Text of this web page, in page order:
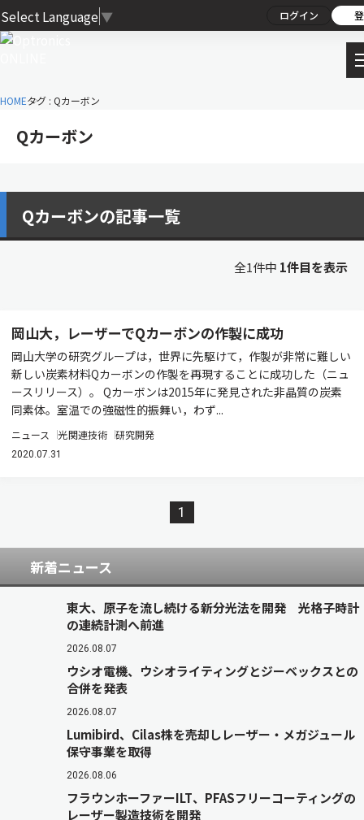
Select Language ▼ ログイン
HOMEタグ : Qカーボン
Qカーボン
Qカーボンの記事一覧
全1件中 1件目を表示
岡山大，レーザーでQカーボンの作製に成功
岡山大学の研究グループは，世界に先駆けて，作製が非常に難しい
新しい炭素材料Qカーボンの作製を再現することに成功した（ニュ
ースリリース）。 Qカーボンは2015年に発見された非晶質の炭素
同素体。室温での強磁性的振舞い，わず...
ニュース 光関連技術 研究開発
2020.07.31
1
新着ニュース
東大、原子を流し続ける新分光法を開発 光格子時計
の連続計測へ前進
2026.08.07
ウシオ電機、ウシオライティングとジーベックスとの
合併を発表
2026.08.07
Lumibird、Cilas株を売却しレーザー・メガジュール
保守事業を取得
2026.08.06
フラウンホーファーILT、PFASフリーコーティングの
レーザー製造技術を開発